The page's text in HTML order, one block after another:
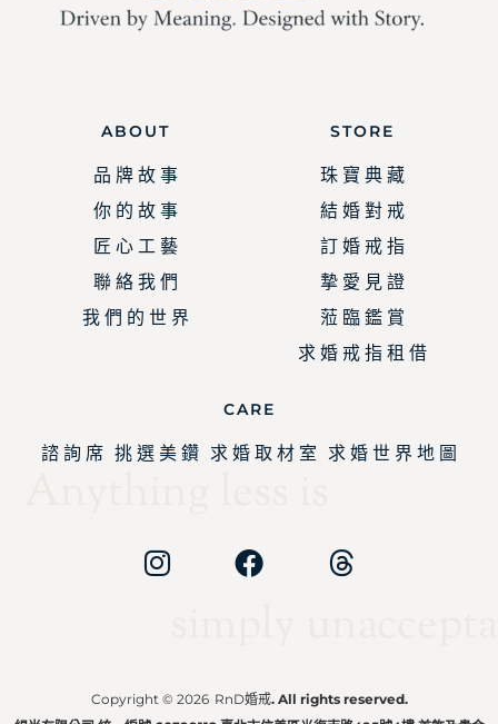
ABOUT
品 牌 故 事
你 的 故 事
匠 心 工 藝
聯 絡 我 們
我 們 的 世 界
STORE
珠 寶 典 藏
結 婚 對 戒
訂 婚 戒 指
摯 愛 見 證
蒞 臨 鑑 賞
求 婚 戒 指 租 借
CARE
諮 詢 席 挑 選 美 鑽 求 婚 取 材 室 求 婚 世 界 地 圖
Copyright © 2026 RnD婚戒. All rights reserved.